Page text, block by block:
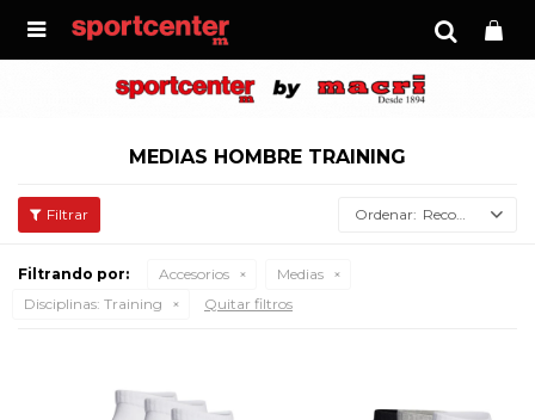

MEDIAS HOMBRE TRAINING
Recomendados
Filtrando por: Accesorios
Medias
Disciplinas: Training Quitar filtros